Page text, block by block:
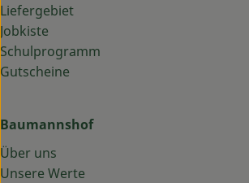
Liefergebiet
Jobkiste
Schulprogramm
Gutscheine
Baumannshof
Über uns
Unsere Werte